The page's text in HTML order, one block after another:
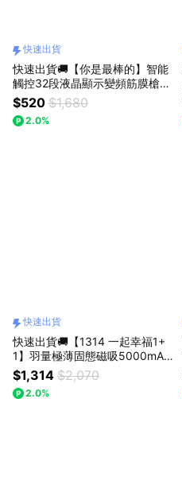
快速出貨
快速出貨🚚【你是最棒的】智能
觸控32段液晶顯示變頻筋膜槍A
M4 RASTO
$520 $1,680
2.0%
快速出貨
快速出貨🚚【1314 一起幸福1+
1】羽量極薄固態磁吸5000mAh
行動電源RB69 + 半導體高速製
冷手持風扇RK24 RASTO
$1,314 $2,070
2.0%